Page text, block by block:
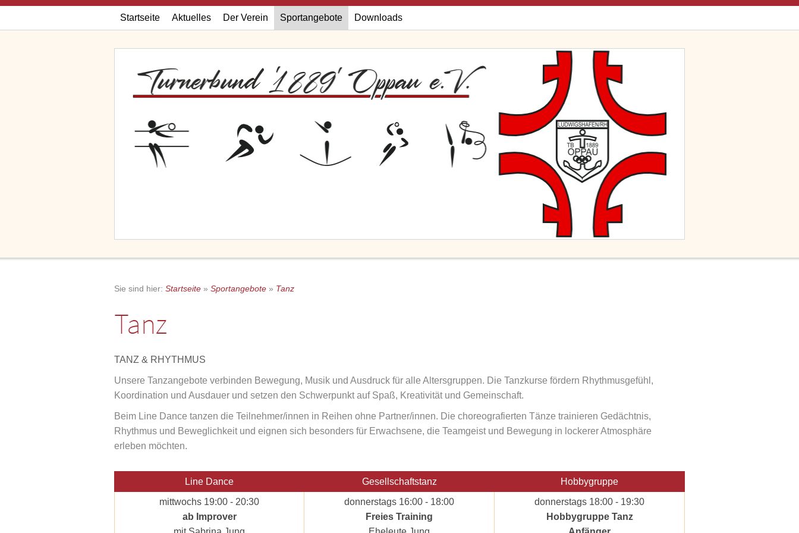
Startseite Aktuelles Der Verein Sportangebote Downloads
Sie sind hier: Startseite » Sportangebote » Tanz
Tanz
TANZ & RHYTHMUS
Unsere Tanzangebote verbinden Bewegung, Musik und Ausdruck für alle Altersgruppen. Die Tanzkurse fördern Rhythmusgefühl,
Koordination und Ausdauer und setzen den Schwerpunkt auf Spaß, Kreativität und Gemeinschaft.
Beim Line Dance tanzen die Teilnehmer/innen in Reihen ohne Partner/innen. Die choreografierten Tänze trainieren Gedächtnis,
Rhythmus und Beweglichkeit und eignen sich besonders für Erwachsene, die Teamgeist und Bewegung in lockerer Atmosphäre
erleben möchten.
Line Dance Gesellschaftstanz
Hobbygruppe
mittwochs 19:00 - 20:30
ab Improver
donnerstags 16:00 - 18:00
Freies Training
donnerstags 18:00 - 19:30
Hobbygruppe Tanz